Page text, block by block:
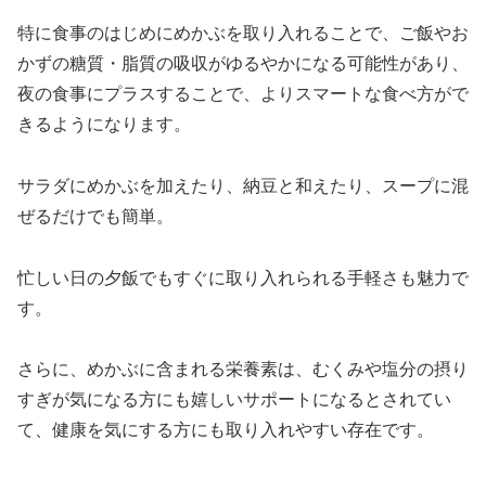
特に食事のはじめにめかぶを取り入れることで、ご飯やお
かずの糖質・脂質の吸収がゆるやかになる可能性があり、
夜の食事にプラスすることで、よりスマートな食べ方がで
きるようになります。
サラダにめかぶを加えたり、納豆と和えたり、スープに混
ぜるだけでも簡単。
忙しい日の夕飯でもすぐに取り入れられる手軽さも魅力で
す。
さらに、めかぶに含まれる栄養素は、むくみや塩分の摂り
すぎが気になる方にも嬉しいサポートになるとされてい
て、健康を気にする方にも取り入れやすい存在です。